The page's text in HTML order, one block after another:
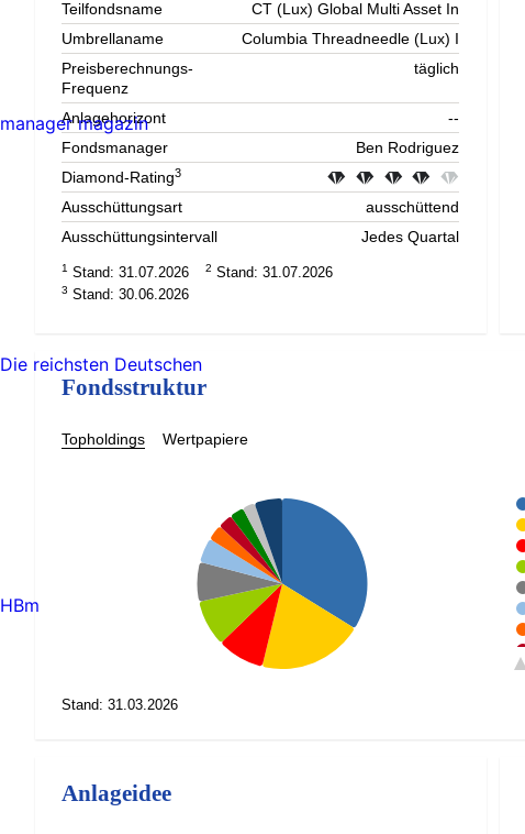
Teilfondsname
CT (Lux) Global Multi Asset In
Umbrellaname
Columbia Threadneedle (Lux) I
Preisberechnungs-
Frequenz
täglich
Anlagehorizont
--
Fondsmanager
Ben Rodriguez
Diamond-Rating3
Ausschüttungsart
ausschüttend
Ausschüttungsintervall
Jedes Quartal
1 Stand: 31.07.2026 2 Stand: 31.07.2026
3 Stand: 30.06.2026
Fondsstruktur
Topholdings Wertpapiere
Stand: 31.03.2026
Anlageidee
manager magazin
Die reichsten Deutschen
HBm